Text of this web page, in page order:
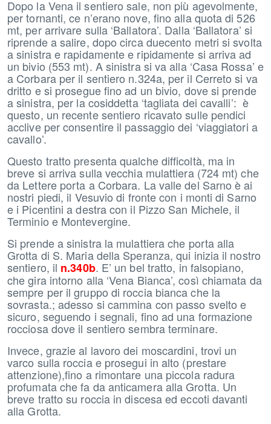
Dopo la Vena il sentiero sale, non più agevolmente,
per tornanti, ce n’erano nove, fino alla quota di 526
mt, per arrivare sulla ‘Ballatora’. Dalla ‘Ballatora’ si
riprende a salire, dopo circa duecento metri si svolta
a sinistra e rapidamente e ripidamente si arriva ad
un bivio (553 mt). A sinistra si va alla ‘Casa Rossa’ e
a Corbara per il sentiero n.324a, per il Cerreto si va
dritto e si prosegue fino ad un bivio, dove si prende
a sinistra, per la cosiddetta ‘tagliata dei cavalli’: è
questo, un recente sentiero ricavato sulle pendici
acclive per consentire il passaggio dei ‘viaggiatori a
cavallo’.
Questo tratto presenta qualche difficoltà, ma in
breve si arriva sulla vecchia mulattiera (724 mt) che
da Lettere porta a Corbara. La valle del Sarno è ai
nostri piedi, il Vesuvio di fronte con i monti di Sarno
e i Picentini a destra con il Pizzo San Michele, il
Terminio e Montevergine.
Si prende a sinistra la mulattiera che porta alla
Grotta di S. Maria della Speranza, qui inizia il nostro
sentiero, il n.340b. E’ un bel tratto, in falsopiano,
che gira intorno alla ‘Vena Bianca’, così chiamata da
sempre per il gruppo di roccia bianca che la
sovrasta.; adesso si cammina con passo svelto e
sicuro, seguendo i segnali, fino ad una formazione
rocciosa dove il sentiero sembra terminare.
Invece, grazie al lavoro dei moscardini, trovi un
varco sulla roccia e prosegui in alto (prestare
attenzione),fino a rimontare una piccola radura
profumata che fa da anticamera alla Grotta. Un
breve tratto su roccia in discesa ed eccoti davanti
alla Grotta.